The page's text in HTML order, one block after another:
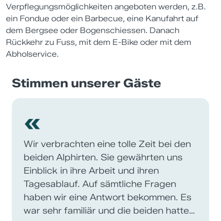
Verpflegungsmöglichkeiten angeboten werden, z.B.
ein Fondue oder ein Barbecue, eine Kanufahrt auf
dem Bergsee oder Bogenschiessen. Danach
Rückkehr zu Fuss, mit dem E-Bike oder mit dem
Abholservice.
Stimmen unserer Gäste
«
Wir verbrachten eine tolle Zeit bei den
beiden Alphirten. Sie gewährten uns
Einblick in ihre Arbeit und ihren
Tagesablauf. Auf sämtliche Fragen
haben wir eine Antwort bekommen. Es
war sehr familiär und die beiden hatten